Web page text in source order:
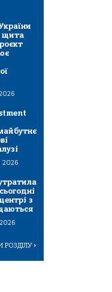
щита
2026
з
РОЗДІЛУ>